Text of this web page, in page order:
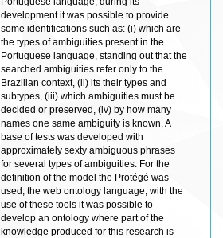
development it was possible to provide
some identifications such as: (i) which are
the types of ambiguities present in the
Portuguese language, standing out that the
searched ambiguities refer only to the
Brazilian context, (ii) its their types and
subtypes, (iii) which ambiguities must be
decided or preserved, (iv) by how many
names one same ambiguity is known. A
base of tests was developed with
approximately sexty ambiguous phrases
for several types of ambiguities. For the
definition of the model the Protégé was
used, the web ontology language, with the
use of these tools it was possible to
develop an ontology where part of the
knowledge produced for this research is